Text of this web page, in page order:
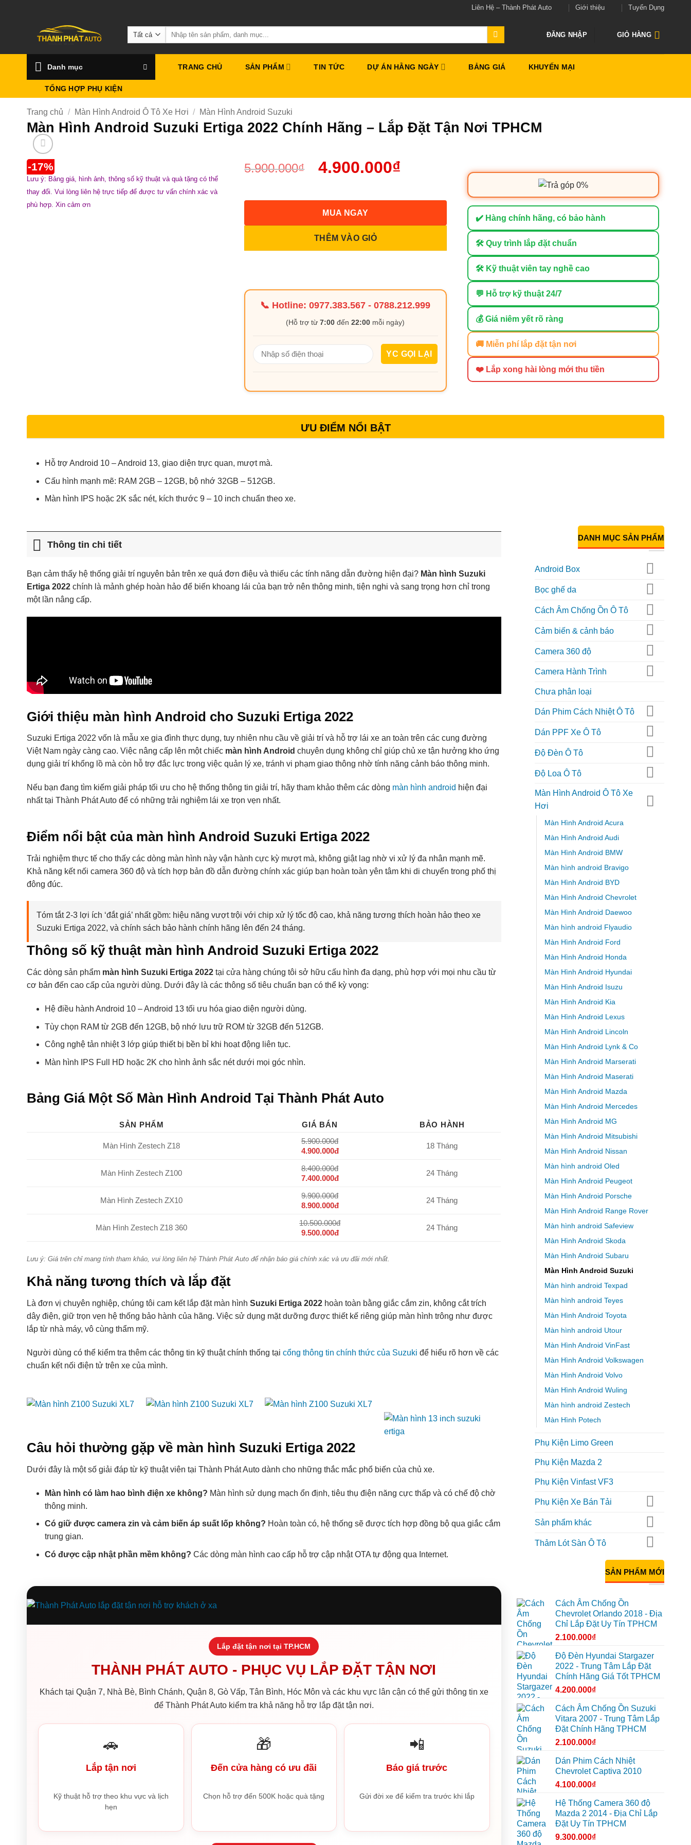
Liên Hệ – Thành Phát Auto Giới thiệu Tuyển Dụng
Tìm
kiếm:
ĐĂNG NHẬP GIỎ HÀNG
Danh mục TRANG CHỦ SẢN PHẨM TIN TỨC DỰ ÁN HẰNG NGÀY BẢNG GIÁ KHUYẾN MẠI
TỔNG HỢP PHỤ KIỆN
Trang chủ / Màn Hình Android Ô Tô Xe Hơi / Màn Hình Android Suzuki
Màn Hình Android Suzuki Ertiga 2022 Chính Hãng – Lắp Đặt Tận Nơi TPHCM
-17%
Lưu ý: Bảng giá, hình ảnh, thông số kỹ thuật và quà tặng có thể
thay đổi. Vui lòng liên hệ trực tiếp để được tư vấn chính xác và
phù hợp. Xin cảm ơn
5.900.000₫ 4.900.000₫
THÊM VÀO GIỎ
MUA NGAY
📞 Hotline:0977.383.567 -0788.212.999
(Hỗ trợ từ7:00 đến22:00 mỗi ngày)
✔️ Hàng chính hãng, có bảo hành
🛠 Quy trình lắp đặt chuẩn
🛠 Kỹ thuật viên tay nghề cao
💬 Hỗ trợ kỹ thuật 24/7
💰 Giá niêm yết rõ ràng
🚚 Miễn phí lắp đặt tận nơi
❤️ Lắp xong hài lòng mới thu tiền
ƯU ĐIỂM NỔI BẬT
Hỗ trợ Android 10 – Android 13, giao diện trực quan, mượt mà.
Cấu hình mạnh mẽ: RAM 2GB – 12GB, bộ nhớ 32GB – 512GB.
Màn hình IPS hoặc 2K sắc nét, kích thước 9 – 10 inch chuẩn theo xe.
Thông tin chi tiết
Bạn cảm thấy hệ thống giải trí nguyên bản trên xe quá đơn điệu và thiếu các tính năng dẫn đường hiện đại? Màn hình Suzuki
Ertiga 2022 chính là mảnh ghép hoàn hảo để biến khoang lái của bạn trở nên thông minh, tiện nghi và sang trọng hơn chỉ trong
một lần nâng cấp.
Giới thiệu màn hình Android cho Suzuki Ertiga 2022
Suzuki Ertiga 2022 vốn là mẫu xe gia đình thực dụng, tuy nhiên nhu cầu về giải trí và hỗ trợ lái xe an toàn trên các cung đường
Việt Nam ngày càng cao. Việc nâng cấp lên một chiếc màn hình Android chuyên dụng không chỉ giúp chủ xe tận hưởng kho ứng
dụng giải trí khổng lồ mà còn hỗ trợ đắc lực trong việc quản lý xe, tránh vi phạm giao thông nhờ tính năng cảnh báo thông minh.
Nếu bạn đang tìm kiếm giải pháp tối ưu cho hệ thống thông tin giải trí, hãy tham khảo thêm các dòng màn hình android hiện đại
nhất tại Thành Phát Auto để có những trải nghiệm lái xe trọn vẹn nhất.
Điểm nổi bật của màn hình Android Suzuki Ertiga 2022
Trải nghiệm thực tế cho thấy các dòng màn hình này vận hành cực kỳ mượt mà, không giật lag nhờ vi xử lý đa nhân mạnh mẽ.
Khả năng kết nối camera 360 độ và tích hợp bản đồ dẫn đường chính xác giúp bạn hoàn toàn yên tâm khi di chuyển trong phố thị
đông đúc.
Tóm tắt 2-3 lợi ích ‘đắt giá’ nhất gồm: hiệu năng vượt trội với chip xử lý tốc độ cao, khả năng tương thích hoàn hảo theo xe
Suzuki Ertiga 2022, và chính sách bảo hành chính hãng lên đến 24 tháng.
Thông số kỹ thuật màn hình Android Suzuki Ertiga 2022
Các dòng sản phẩm màn hình Suzuki Ertiga 2022 tại cửa hàng chúng tôi sở hữu cấu hình đa dạng, phù hợp với mọi nhu cầu từ
cơ bản đến cao cấp của người dùng. Dưới đây là các thông số tiêu chuẩn bạn có thể kỳ vọng:
Hệ điều hành Android 10 – Android 13 tối ưu hóa giao diện người dùng.
Tùy chọn RAM từ 2GB đến 12GB, bộ nhớ lưu trữ ROM từ 32GB đến 512GB.
Công nghệ tản nhiệt 3 lớp giúp thiết bị bền bỉ khi hoạt động liên tục.
Màn hình IPS Full HD hoặc 2K cho hình ảnh sắc nét dưới mọi góc nhìn.
Bảng Giá Một Số Màn Hình Android Tại Thành Phát Auto
SẢN PHẨM GIÁ BÁN BẢO HÀNH
Màn Hình Zestech Z18
5.900.000đ
4.900.000đ
18 Tháng
Màn Hình Zestech Z100
8.400.000đ
7.400.000đ
24 Tháng
Màn Hình Zestech ZX10
9.900.000đ
8.900.000đ
24 Tháng
Màn Hình Zestech Z18 360
10.500.000đ
9.500.000đ
24 Tháng
Lưu ý: Giá trên chỉ mang tính tham khảo, vui lòng liên hệ Thành Phát Auto để nhận báo giá chính xác và ưu đãi mới nhất.
Khả năng tương thích và lắp đặt
Là đơn vị chuyên nghiệp, chúng tôi cam kết lắp đặt màn hình Suzuki Ertiga 2022 hoàn toàn bằng giắc cắm zin, không cắt trích
dây điện, giữ trọn vẹn hệ thống bảo hành của hãng. Việc sử dụng mặt dưỡng được thiết kế riêng giúp màn hình trông như được
lắp từ nhà máy, vô cùng thẩm mỹ.
Người dùng có thể kiểm tra thêm các thông tin kỹ thuật chính thống tại cổng thông tin chính thức của Suzuki để hiểu rõ hơn về các
chuẩn kết nối điện tử trên xe của mình.
Câu hỏi thường gặp về màn hình Suzuki Ertiga 2022
Dưới đây là một số giải đáp từ kỹ thuật viên tại Thành Phát Auto dành cho những thắc mắc phổ biến của chủ xe.
Màn hình có làm hao bình điện xe không? Màn hình sử dụng mạch ổn định, tiêu thụ điện năng cực thấp và có chế độ chờ
thông minh.
Có giữ được camera zin và cảm biến áp suất lốp không? Hoàn toàn có, hệ thống sẽ được tích hợp đồng bộ qua giắc cắm
trung gian.
Có được cập nhật phần mềm không? Các dòng màn hình cao cấp hỗ trợ cập nhật OTA tự động qua Internet.
Lắp đặt tận nơi tại TP.HCM
THÀNH PHÁT AUTO - PHỤC VỤ LẮP ĐẶT TẬN NƠI
Khách tại Quận 7, Nhà Bè, Bình Chánh, Quận 8, Gò Vấp, Tân Bình, Hóc Môn và các khu vực lân cận có thể gửi thông tin xe
để Thành Phát Auto kiểm tra khả năng hỗ trợ lắp đặt tận nơi.
🚗
Lắp tận nơi
Kỹ thuật hỗ trợ theo khu vực và lịch
hẹn
🎁
Đến cửa hàng có ưu đãi
Chọn hỗ trợ đến 500K hoặc quà tặng
📲
Báo giá trước
Gửi đời xe để kiểm tra trước khi lắp
DANH MỤC SẢN PHẨM
Android Box
Bọc ghế da
Cách Âm Chống Ồn Ô Tô
Cảm biến & cảnh báo
Camera 360 độ
Camera Hành Trình
Chưa phân loại
Dán Phim Cách Nhiệt Ô Tô
Dán PPF Xe Ô Tô
Độ Đèn Ô Tô
Độ Loa Ô Tô
Màn Hình Android Ô Tô Xe
Hơi
Màn Hình Android Acura
Màn Hình Android Audi
Màn Hình Android BMW
Màn hình android Bravigo
Màn Hình Android BYD
Màn Hình Android Chevrolet
Màn Hình Android Daewoo
Màn hình android Flyaudio
Màn Hình Android Ford
Màn Hình Android Honda
Màn Hình Android Hyundai
Màn Hình Android Isuzu
Màn Hình Android Kia
Màn Hình Android Lexus
Màn Hình Android Lincoln
Màn Hình Android Lynk & Co
Màn Hình Android Marserati
Màn Hình Android Maserati
Màn Hình Android Mazda
Màn Hình Android Mercedes
Màn Hình Android MG
Màn Hình Android Mitsubishi
Màn Hình Android Nissan
Màn hình android Oled
Màn Hình Android Peugeot
Màn Hình Android Porsche
Màn Hình Android Range Rover
Màn hình android Safeview
Màn Hình Android Skoda
Màn Hình Android Subaru
Màn Hình Android Suzuki
Màn hình android Texpad
Màn hình android Teyes
Màn Hình Android Toyota
Màn hình android Utour
Màn Hình Android VinFast
Màn Hình Android Volkswagen
Màn Hình Android Volvo
Màn Hình Android Wuling
Màn hình android Zestech
Màn Hình Potech
Phụ Kiện Limo Green
Phụ Kiện Mazda 2
Phụ Kiện Vinfast VF3
Phụ Kiện Xe Bán Tải
Sản phẩm khác
Thảm Lót Sàn Ô Tô
SẢN PHẨM MỚI
Cách Âm Chống Ồn
Chevrolet Orlando 2018 - Địa
Chỉ Lắp Đặt Uy Tín TPHCM
2.100.000₫
Độ Đèn Hyundai Stargazer
2022 - Trung Tâm Lắp Đặt
Chính Hãng Giá Tốt TPHCM
4.200.000₫
Cách Âm Chống Ồn Suzuki
Vitara 2007 - Trung Tâm Lắp
Đặt Chính Hãng TPHCM
2.100.000₫
Dán Phim Cách Nhiệt
Chevrolet Captiva 2010
4.100.000₫
Hệ Thống Camera 360 độ
Mazda 2 2014 - Địa Chỉ Lắp
Đặt Uy Tín TPHCM
9.300.000₫